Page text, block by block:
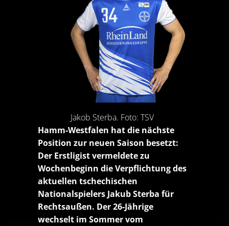
Jakob Sterba. Foto: TSV
Hamm-Westfalen hat die nächste
Position zur neuen Saison besetzt:
Der Erstligist vermeldete zu
Wochenbeginn die Verpflichtung des
aktuellen tschechischen
Nationalspielers Jakub Sterba für
Rechtsaußen. Der 26-Jährige
wechselt im Sommer vom